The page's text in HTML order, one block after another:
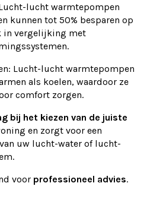
lucht warmtepompen
kunnen tot 50% besparen op
in vergelijking met
Lucht-lucht warmtepompen
als koelen, waardoor ze
comfort zorgen.
bij het kiezen van de juiste
en zorgt voor een
uw lucht-water of lucht-
voor professioneel advies.